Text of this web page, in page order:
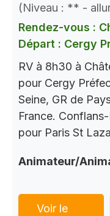
(Niveau : ** -
Rendez-vous :
Départ : Cergy
RV à 8h30 à
pour Cergy
Seine, GR de
France.
pour Paris St
Animateur/
Voir le